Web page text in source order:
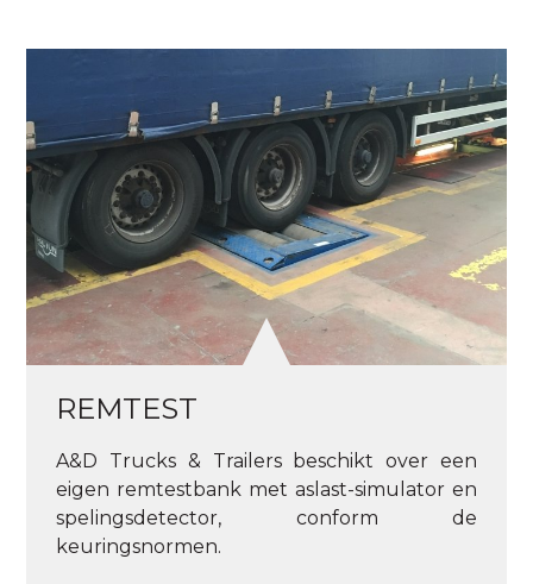
REMTEST
A&D Trucks & Trailers beschikt over een
eigen remtestbank met aslast-simulator en
spelingsdetector, conform de
keuringsnormen.